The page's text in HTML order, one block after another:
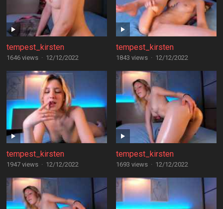
tempest_kirsten
1646 views · 12/12/2022
tempest_kirsten
1843 views · 12/12/2022
tempest_kirsten
1947 views · 12/12/2022
tempest_kirsten
1693 views · 12/12/2022